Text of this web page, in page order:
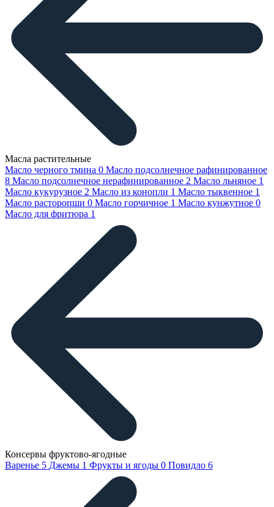
Масла растительные
Масло черного тмина 0 Масло подсолнечное рафинированное
8 Масло подсолнечное нерафинированное 2 Масло льняное 1
Масло кукурузное 2 Масло из конопли 1 Масло тыквенное 1
Масло расторопши 0 Масло горчичное 1 Масло кунжутное 0
Масло для фритюра 1
Консервы фруктово-ягодные
Варенье 5 Джемы 1 Фрукты и ягоды 0 Повидло 6